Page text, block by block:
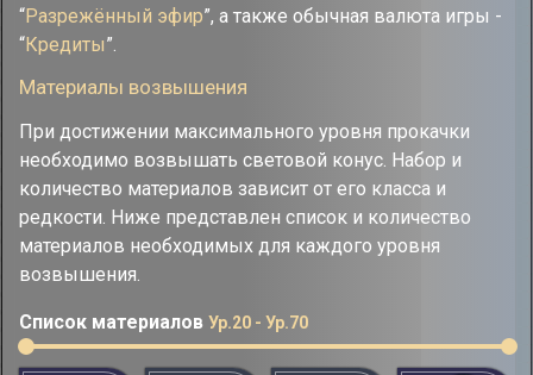
“Разрежённый эфир”, а также обычная валюта игры -
“Кредиты”.
Материалы возвышения
При достижении максимального уровня прокачки
необходимо возвышать световой конус. Набор и
количество материалов зависит от его класса и
редкости. Ниже представлен список и количество
материалов необходимых для каждого уровня
возвышения.
Список материалов Ур.20 - Ур.70